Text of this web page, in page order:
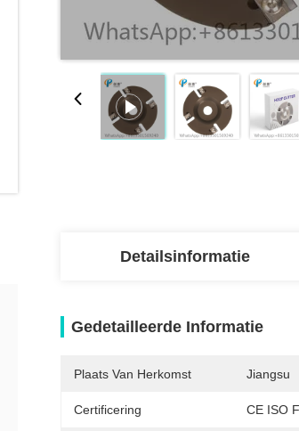
Detailsinformatie
Gedetailleerde Informatie
Plaats Van Herkomst Jiangsu
Certificering CE ISO